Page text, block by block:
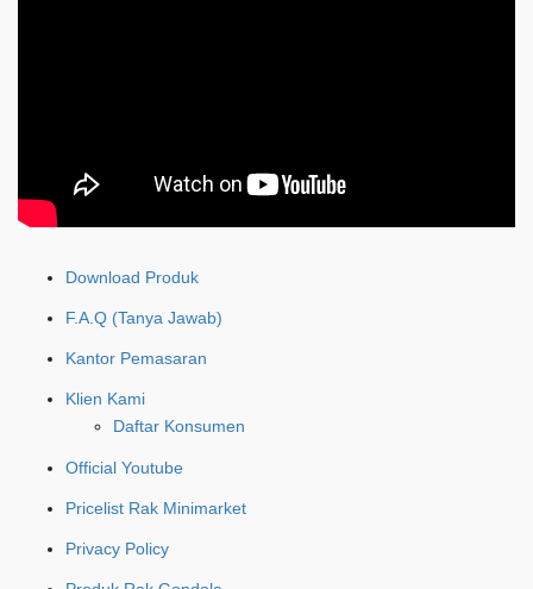
Download Produk
F.A.Q (Tanya Jawab)
Kantor Pemasaran
Klien Kami
Daftar Konsumen
Official Youtube
Pricelist Rak Minimarket
Privacy Policy